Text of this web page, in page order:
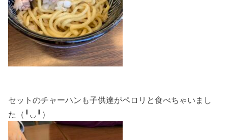
セットのチャーハンも子供達がペロリと食べちゃいまし
た（╹◡╹）